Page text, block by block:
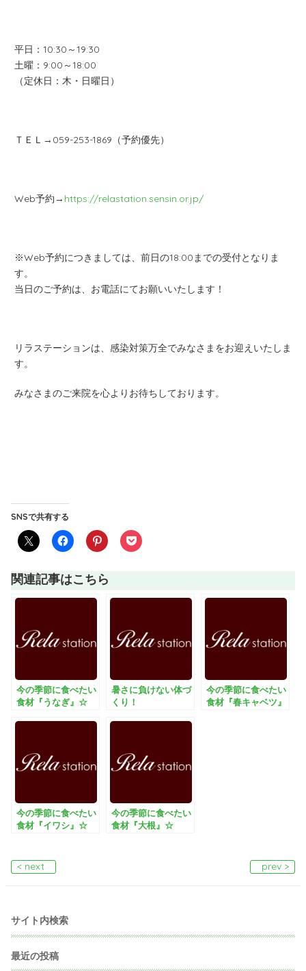
平日：10:30～19:30
土曜：9:00～18:00
（定休日：木・日曜日）
ＴＥＬ→059-253-1869（予約優先）
Web予約→ https://relastation.sensin.or.jp/
※Web予約につきましては、前日の18:00までの受付となりま
す。
当日のご予約は、お電話にてお願いいたします！
リラステーションは、感染対策万全でみなさまをお迎えいたしま
す。
みなさまのご来院を心よりお待ちしております。
SNSで共有する
関連記事はこちら
今の季節に食べたい
食材『うなぎ』☆
暑さに負けない体づ
くり！
今の季節に食べたい
食材『春キャベツ』
今の季節に食べたい
食材『イワシ』☆
今の季節に食べたい
食材『大根』☆
< next prev >
サイト内検索
最近の投稿